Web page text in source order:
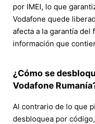
por IMEI, lo que
Vodafone quede
afecta a la garantía del
información que
¿Cómo se
Vodafone
Al contrario de lo que
desbloquea por